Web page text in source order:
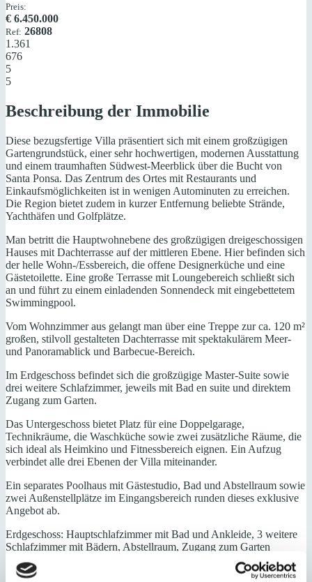
Preis:
€ 6.450.000
Ref: 26808
1.361
676
5
5
Beschreibung der Immobilie
Diese bezugsfertige Villa präsentiert sich mit einem großzügigen
Gartengrundstück, einer sehr hochwertigen, modernen Ausstattung
und einem traumhaften Südwest-Meerblick über die Bucht von
Santa Ponsa. Das Zentrum des Ortes mit Restaurants und
Einkaufsmöglichkeiten ist in wenigen Autominuten zu erreichen.
Die Region bietet zudem in kurzer Entfernung beliebte Strände,
Yachthäfen und Golfplätze.
Man betritt die Hauptwohnebene des großzügigen dreigeschossigen
Hauses mit Dachterrasse auf der mittleren Ebene. Hier befinden sich
der helle Wohn-/Essbereich, die offene Designerküche und eine
Gästetoilette. Eine große Terrasse mit Loungebereich schließt sich
an und führt zu einem einladenden Sonnendeck mit eingebettetem
Swimmingpool.
Vom Wohnzimmer aus gelangt man über eine Treppe zur ca. 120 m²
großen, stilvoll gestalteten Dachterrasse mit spektakulärem Meer-
und Panoramablick und Barbecue-Bereich.
Im Erdgeschoss befindet sich die großzügige Master-Suite sowie
drei weitere Schlafzimmer, jeweils mit Bad en suite und direktem
Zugang zum Garten.
Das Untergeschoss bietet Platz für eine Doppelgarage,
Technikräume, die Waschküche sowie zwei zusätzliche Räume, die
sich ideal als Heimkino und Fitnessbereich eignen. Ein Aufzug
verbindet alle drei Ebenen der Villa miteinander.
Ein separates Poolhaus mit Gästestudio, Bad und Abstellraum sowie
zwei Außenstellplätze im Eingangsbereich runden dieses exklusive
Angebot ab.
Erdgeschoss: Hauptschlafzimmer mit Bad und Ankleide, 3 weitere
Schlafzimmer mit Bädern, Abstellraum, Zugang zum Garten
Erste Etage (Hauptwohnebene): Eingangsbereich,